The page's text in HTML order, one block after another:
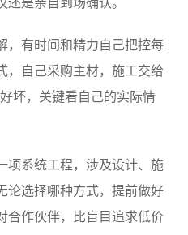
是亲自到场确认。
，有时间和精力自己把控每
，自己采购主材，施工交给
坏，关键看自己的实际情
项系统工程，涉及设计、施
论选择哪种方式，提前做好
合作伙伴，比盲目追求低价